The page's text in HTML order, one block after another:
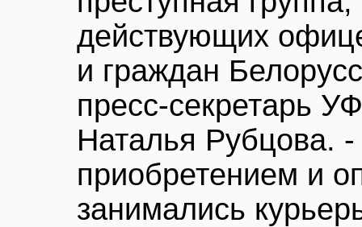
действующих
и граждан
пресс-секретарь
Наталья Рубцова.
приобретением и
занимались